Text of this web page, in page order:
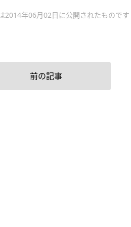
2014年06月02日に公開されたものです
前の記事